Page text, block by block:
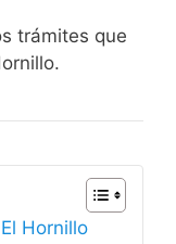
trámites que
Hornillo